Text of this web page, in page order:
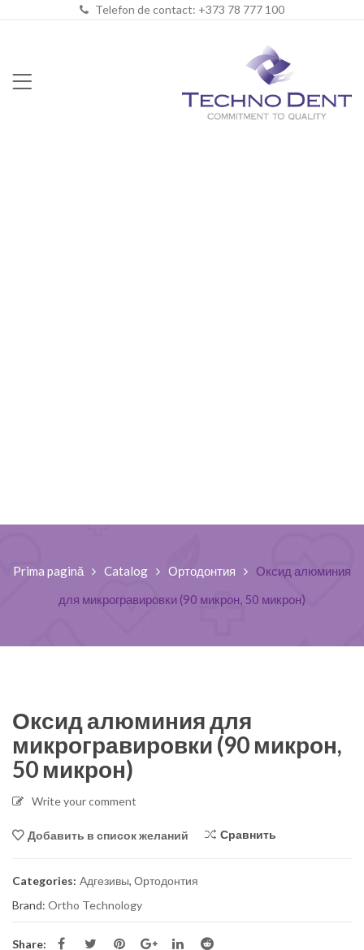
Telefon de contact: +373 78 777 100
Prima pagină Catalog Ортодонтия
Оксид алюминия
для микрогравировки (90 микрон, 50 микрон)
Оксид алюминия для
микрогравировки (90 микрон,
50 микрон)
Write your comment
Добавить в список желаний Сравнить
Categories: Адгезивы, Ортодонтия
Brand: Ortho Technology
Share: